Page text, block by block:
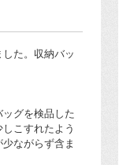
た。収納バッ
グを検品した
こすれたよう
ながらず含ま